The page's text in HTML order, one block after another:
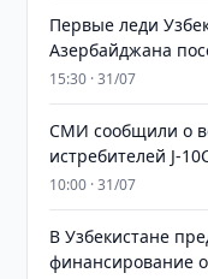
Первые леди
Азербайджана
15:30 · 31/07
СМИ сообщили о
истребителей J-
10:00 · 31/07
В Узбекистане
финансирование